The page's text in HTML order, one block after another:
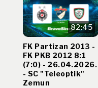
82:45
FK Partizan 2013 -
FK PKB 2012 8:1
(7:0) - 26.04.2026.
- SC "Teleoptik"
Zemun